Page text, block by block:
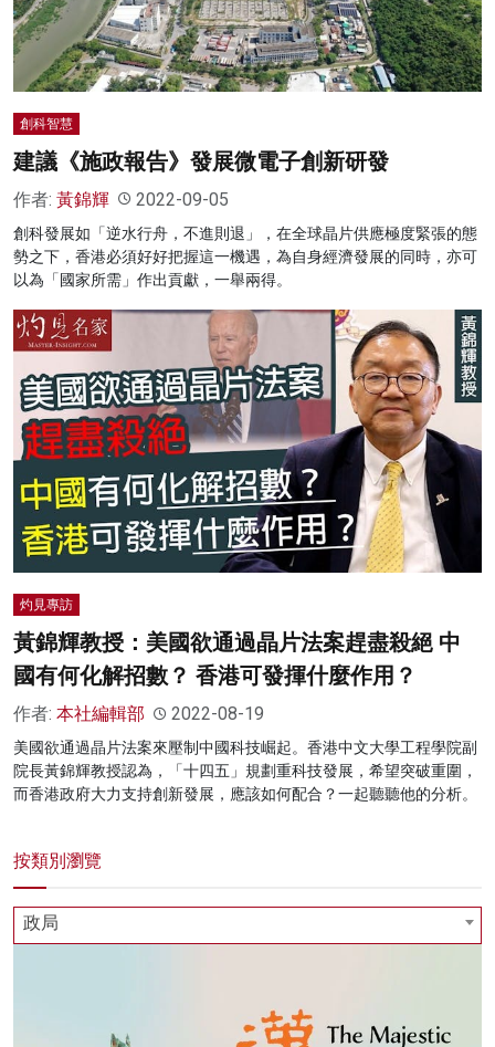
創科智慧
建議《施政報告》發展微電子創新研發
作者: 黃錦輝 2022-09-05
創科發展如「逆水行舟，不進則退」，在全球晶片供應極度緊張的態
勢之下，香港必須好好把握這一機遇，為自身經濟發展的同時，亦可
以為「國家所需」作出貢獻，一舉兩得。
灼見專訪
黃錦輝教授：美國欲通過晶片法案趕盡殺絕 中
國有何化解招數？ 香港可發揮什麼作用？
作者: 本社編輯部 2022-08-19
美國欲通過晶片法案來壓制中國科技崛起。香港中文大學工程學院副
院長黃錦輝教授認為，「十四五」規劃重科技發展，希望突破重圍，
而香港政府大力支持創新發展，應該如何配合？一起聽聽他的分析。
按類別瀏覽
政局